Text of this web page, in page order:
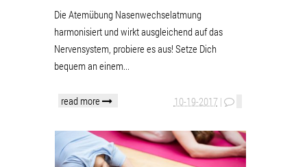
Die Atemübung Nasenwechselatmung
harmonisiert und wirkt ausgleichend auf das
Nervensystem, probiere es aus! Setze Dich
bequem an einem...
read more 10-19-2017 |